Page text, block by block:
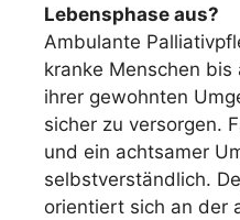
Lebensphase aus?
Ambulante
kranke Menschen
ihrer gewohnten
sicher zu versorgen.
und ein achtsamer
selbstverständlich.
orientiert sich an der